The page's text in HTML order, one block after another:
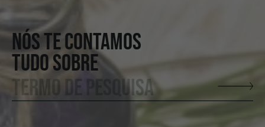
NÓS TE CONTAMOS
TUDO SOBRE